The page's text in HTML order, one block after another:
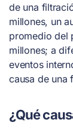
de una
millones, un
promedio del
millones; a
eventos
causa de una
¿Qué